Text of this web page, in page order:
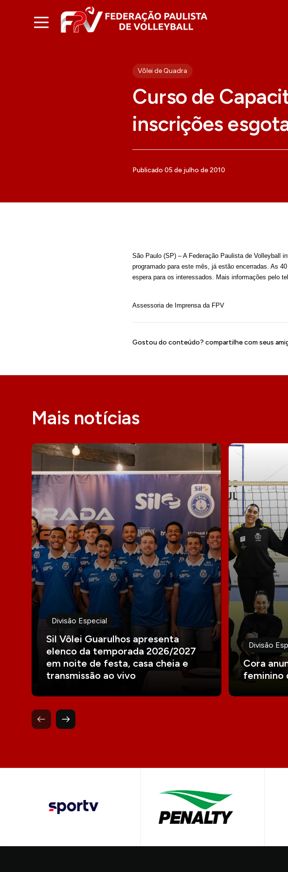
Vôlei de Quadra
Curso de
inscrições
Publicado 05 de julho de 2010
São Paulo (SP) – A Federação Paulista de Volleyball
programado para este mês, já estão encerradas. As
espera para os interessados. Mais informações pelo
Assessoria de Imprensa da FPV
Gostou do conteúdo? compartilhe com seus
Mais notícias
Divisão Especial
Sil Vôlei Guarulhos apresenta
elenco da temporada 2026/2027
em noite de festa, casa cheia e
transmissão ao vivo
Divisão
Cora
feminino